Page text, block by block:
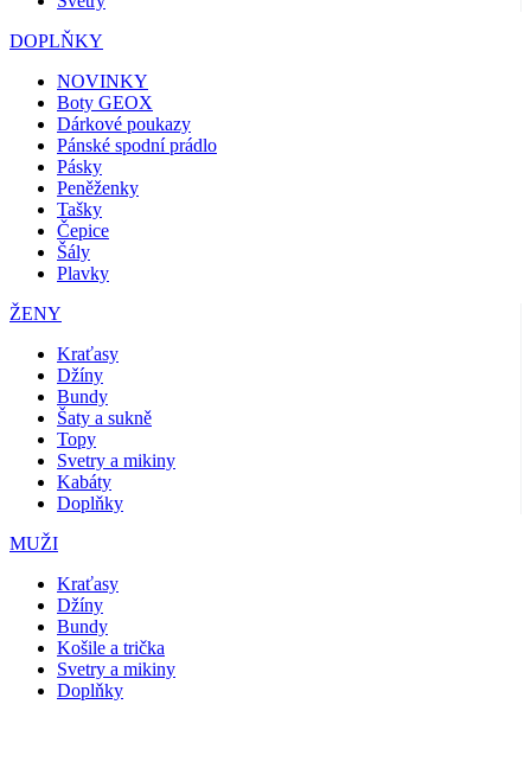
DOPLŇKY
NOVINKY
Boty GEOX
Dárkové poukazy
Pánské spodní prádlo
Pásky
Peněženky
Tašky
Čepice
Šály
Plavky
ŽENY
Kraťasy
Džíny
Bundy
Šaty a sukně
Topy
Svetry a mikiny
Kabáty
Doplňky
MUŽI
Kraťasy
Džíny
Bundy
Košile a trička
Svetry a mikiny
Doplňky